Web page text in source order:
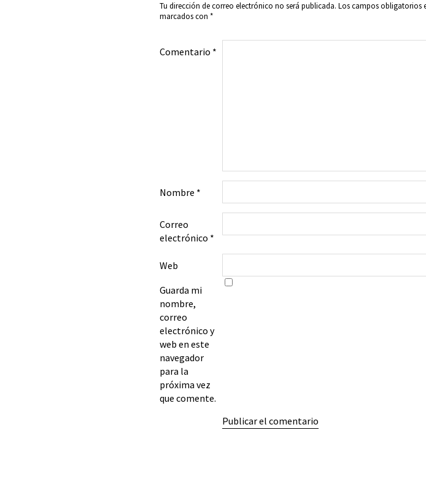
Tu dirección de correo electrónico no será publicada. Los campos obligatorios
marcados con *
Comentario *
Nombre *
Correo
electrónico *
Web
Guarda mi
nombre,
correo
electrónico y
web en este
navegador
para la
próxima vez
que comente.